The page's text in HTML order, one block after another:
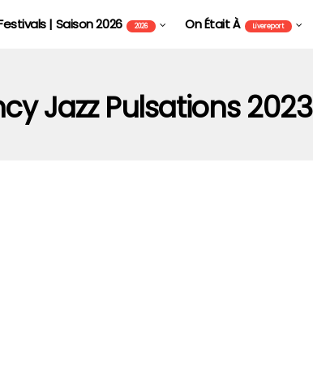
| Saison 2026 2026 On Était À Livereport
Jazz Pulsations 2023